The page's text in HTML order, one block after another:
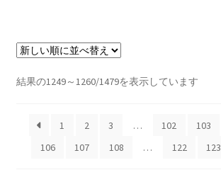
結果の1249～1260/1479を表示しています新
順
1 2 3 … 102 103
106
107 108 … 122 123